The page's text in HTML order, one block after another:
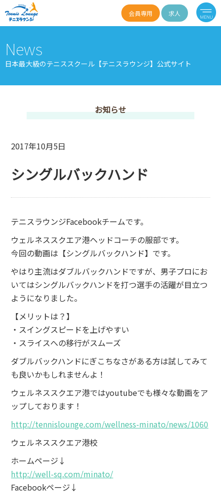
会員専用 求人
News
日本最大級のテニススクール【テニスラウンジ】公式サイト
お知らせ
2017年10月5日
シングルバックハンド
テニスラウンジFacebookチームです。
ウェルネススクエア港ヘッドコーチの服部です。
今回の動画は【シングルバックハンド】です。
やはり主流はダブルバックハンドですが、男子プロにお
いてはシングルバックハンドを打つ選手の活躍が目立つ
ようになりました。
【メリットは？】
・スイングスピードを上げやすい
・スライスへの移行がスムーズ
ダブルバックハンドにぎこちなさがある方は試してみて
も良いかもしれませんよ！
ウェルネススクエア港ではyoutubeでも様々な動画をア
ップしております！
http://tennislounge.com/wellness-minato/news/1060
ウェルネススクエア港校
ホームページ↓
http://well-sq.com/minato/
Facebookページ↓